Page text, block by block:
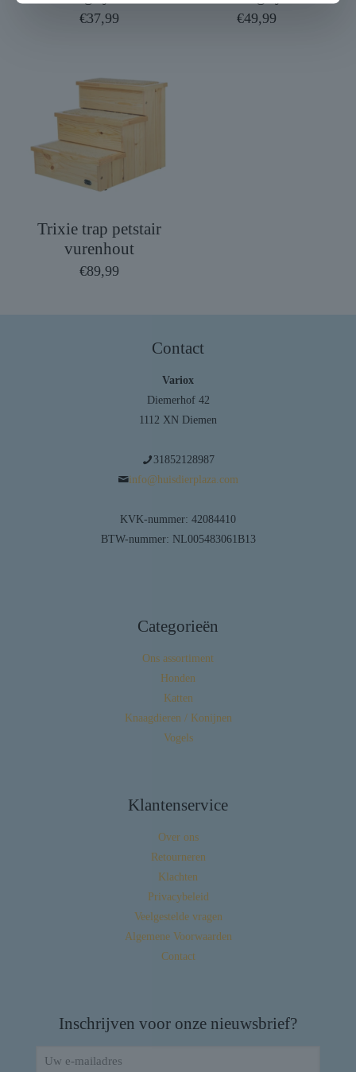
€37,99 €49,99
Trixie trap petstair
vurenhout
€89,99
Contact
Variox
Diemerhof 42
1112 XN Diemen
31852128987
info@huisdierplaza.com
KVK-nummer: 42084410
BTW-nummer: NL005483061B13
Categorieën
Ons assortiment
Honden
Katten
Knaagdieren / Konijnen
Vogels
Klantenservice
Over ons
Retourneren
Klachten
Privacybeleid
Veelgestelde vragen
Algemene Voorwaarden
Contact
Inschrijven voor onze nieuwsbrief?